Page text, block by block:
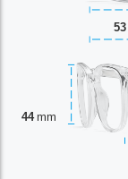
53
44 mm